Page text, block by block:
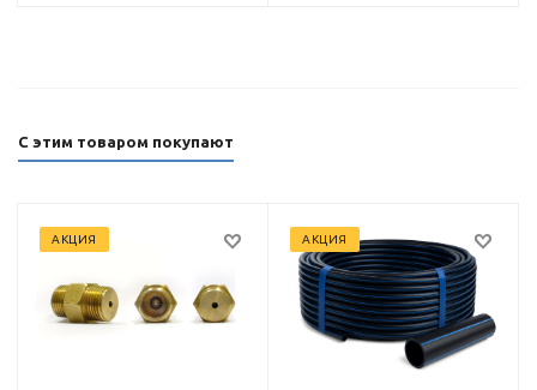
С этим товаром покупают
АКЦИЯ АКЦИЯ